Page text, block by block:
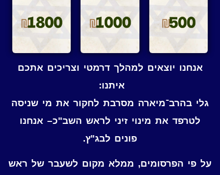
אנחנו יוצאים למהלך דרמטי וצריכים אתכם
איתנו:
גלי בהרב־מיארה מסרבת לחקור את מי שניסה
לטרפד את מינוי זיני לראש השב"כ– אנחנו
פונים לבג"ץ.
על פי הפרסומים, ממלא מקום לשעבר של ראש